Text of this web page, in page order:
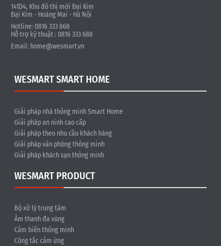
141D4, Khu đô thị mới Đại Kim
Đại Kim - Hoàng Mai - Hà Nội
Hotline: 0816 333 868
Hỗ trợ kỹ thuật : 0816 333 688
Email: home@wesmart.vn
WESMART SMART HOME
Giải pháp nhà thông minh Smart Home
Giải pháp an ninh cao cấp
Giải pháp theo nhu cầu khách hàng
Giải pháp văn phòng thông minh
Giải pháp khách sạn thông minh
WESMART PRODUCT
Bộ xử lý trung tâm
Âm thanh đa vùng
Cảm biến thông minh
Công tắc cảm ứng